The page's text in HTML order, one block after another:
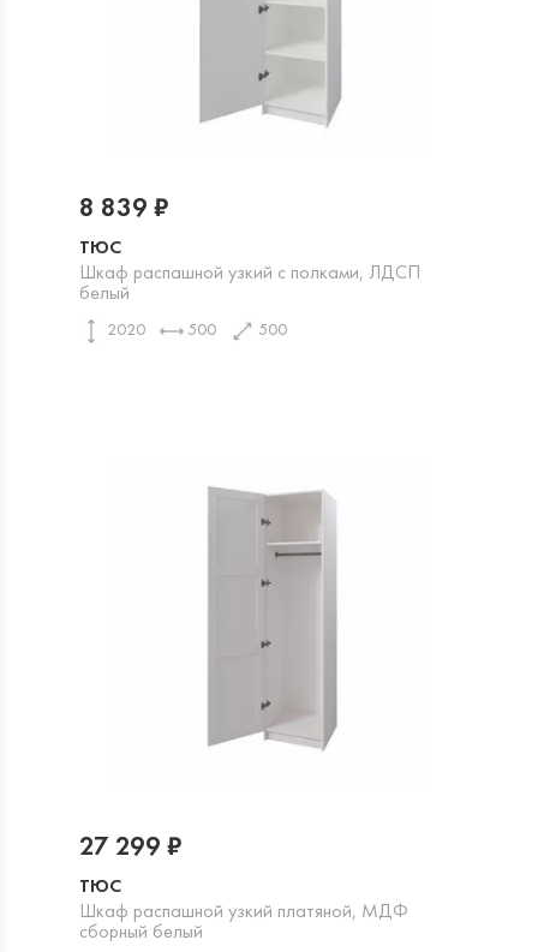
ТЮС
Шкаф распашной узкий с полками, ЛДСП
белый
2020 500 500
8 839 ₽
ТЮС
Шкаф распашной узкий платяной, МДФ
сборный белый
27 299 ₽